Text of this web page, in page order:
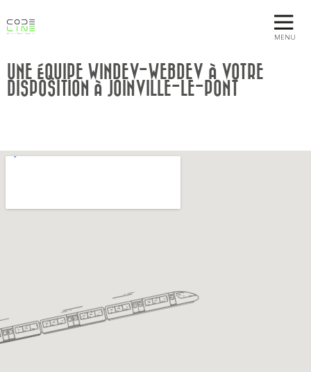
MENU
UNE ÉQUIPE WINDEV-WEBDEV À VOTRE
DISPOSITION À JOINVILLE-LE-PONT